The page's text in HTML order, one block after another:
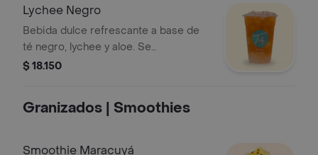
Lychee Negro
Bebida dulce refrescante a base de
té negro, lychee y aloe. Se
recomienda sin azúcar.
$ 18.150
Granizados | Smoothies
Smoothie Maracuyá